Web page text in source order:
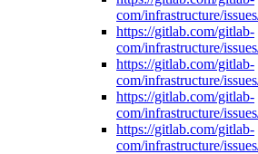
com/infrastructure/
https://gitlab.com/gitlab-
com/infrastructure/
https://gitlab.com/gitlab-
com/infrastructure/
https://gitlab.com/gitlab-
com/infrastructure/
https://gitlab.com/gitlab-
com/infrastructure/